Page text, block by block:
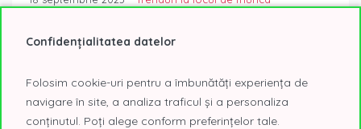
inchiriat dotate modern, astfel incat utilizatorii sa se bucure
Confidențialitatea datelor
Folosim cookie-uri pentru a îmbunătăți experiența de
navigare în site, a analiza traficul și a personaliza
conținutul. Poți alege conform preferințelor tale.